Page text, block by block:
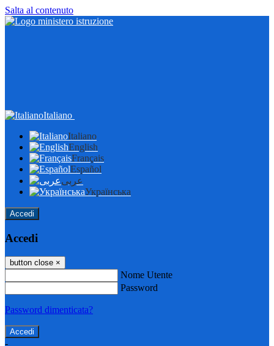
Salta al contenuto
Italiano
Italiano
English
Français
Español
عربى
Українська
Accedi
Accedi
button close ×
Nome Utente
Password
Password dimenticata?
-